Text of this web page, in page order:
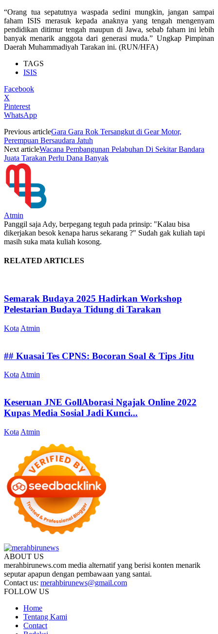
“Orang tua sepatutnya waspada sedini mungkin, jangan sampai
faham ISIS merasuk kepada anaknya yang tengah mengenyam
pendidikan ditimur tengah maupun di Jawa, sebab faham ini lebih
banyak menarik anggota dari generasi muda.” Ungkap Pimpinan
Daerah Muhammadiyah Tarakan ini. (RUN/HFA)
TAGS
ISIS
Facebook
X
Pinterest
WhatsApp
Previous articleGara Gara Rok Tersangkut di Gear Motor,
Perempuan Bersaudara Jatuh
Next articleWacana Pembangunan Pelabuhan Di Sekitar Bandara
Juata Tarakan Perlu Dana Banyak
Atmin
Panggil saja Ady, berpegang teguh pada prinsip: "Kalau bisa
dikerjakan besok kenapa harus sekarang ?" Sudah gak kuliah tapi
masih suka mata kuliah kosong.
RELATED ARTICLES
Semarak Budaya 2025 Hadirkan Workshop
Pelestarian Budaya Tidung di Tarakan
Kota Atmin
## Kuasai Tes CPNS: Bocoran Soal & Tips Jitu
Kota Atmin
Keseruan JNE GollAborasi Ngajak Online 2022
Kupas Media Sosial Jadi Kunci...
Kota Atmin
ABOUT US
merahbirunews.com media alternatif yang berisi konten menarik
seputar apapun dengan pembawaan yang santai.
Contact us: merahbirunews@gmail.com
FOLLOW US
Home
Tentang Kami
Contact